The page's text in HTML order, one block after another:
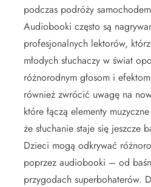
podczas podróży
Audiobooki często są
profesjonalnych lektorów,
młodych słuchaczy w świat
różnorodnym głosom i
również zwrócić uwagę na
które łączą elementy
że słuchanie staje się jeszcze
Dzieci mogą odkrywać
poprzez audiobooki – od
przygodach superbohaterów.